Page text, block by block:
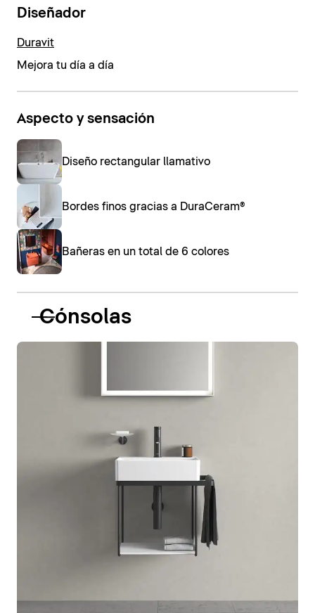
Diseñador
Duravit
Mejora tu día a día
Aspecto y sensación
Diseño rectangular llamativo
Bordes finos gracias a DuraCeram®
Bañeras en un total de 6 colores
Cónsolas